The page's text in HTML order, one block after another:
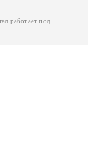
работает под